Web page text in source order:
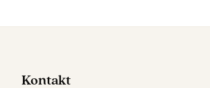
Kontakt